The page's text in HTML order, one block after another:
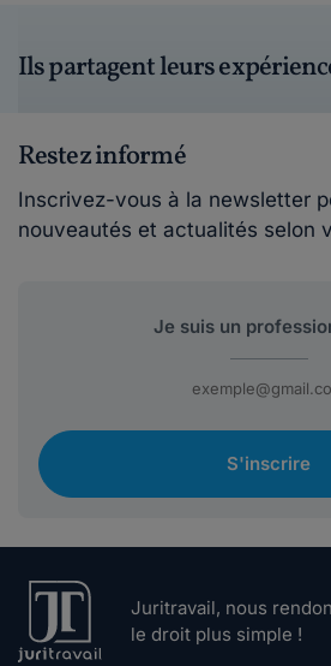
Ils partagent leurs
Restez informé
Inscrivez-vous à la newsletter
nouveautés et actualités selon
S'inscrire
Juritravail, nous
le droit plus simple !